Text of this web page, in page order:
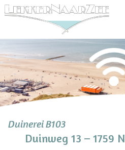
Duinerei B103
Duinweg 13 – 1759